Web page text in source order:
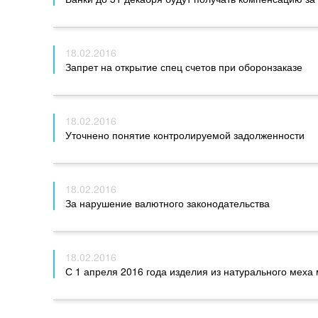
18.02.2016
Запрет на открытие спец счетов при оборонзаказе
18.02.2016
Уточнено понятие контролируемой задолженности
18.02.2016
За нарушение валютного законодательства
18.02.2016
С 1 апреля 2016 года изделия из натурального меха